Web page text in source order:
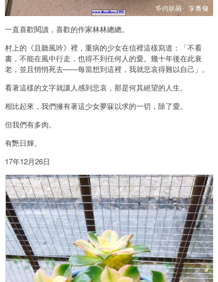
一直喜歡閱讀，喜歡的作家林林總總。
村上的《且聽風吟》裡，重病的少女在信裡這樣寫道：「不看
書，不能在風中行走，也得不到任何人的愛。幾十年後在此衰
老，並且悄悄死去——每當想到這裡，我就悲哀得難以自己」。
看著這樣的文字就讓人感到悲哀，那是何其絕望的人生。
相比起來，我們擁有著這少女夢寐以求的一切，除了愛。
但我們有多肉。
有艷日輝。
17年12月26日